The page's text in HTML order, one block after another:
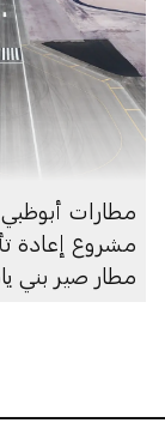
مطارات أبوظبي
مشروع إعادة
مطار صير بني